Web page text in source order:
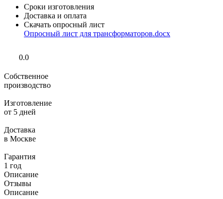
Сроки изготовления
Доставка и оплата
Скачать опросный лист
Опросный лист для трансформаторов.docx
0.0
Собственное
производство
Изготовление
от 5 дней
Доставка
в Москве
Гарантия
1 год
Описание
Отзывы
Описание